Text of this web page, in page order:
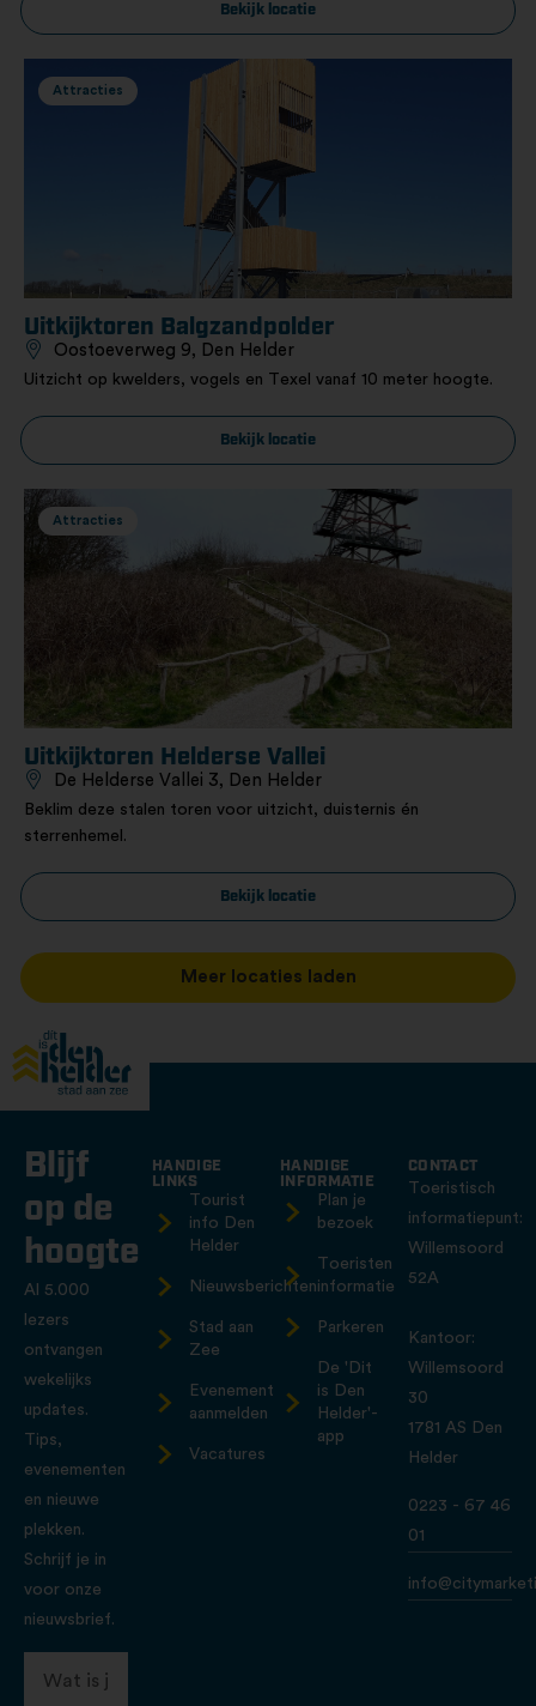
Bekijk locatie
Attracties
Uitkijktoren Balgzandpolder
Oostoeverweg 9, Den Helder
Uitzicht op kwelders, vogels en Texel vanaf 10 meter hoogte.
Bekijk locatie
Attracties
Uitkijktoren Helderse Vallei
De Helderse Vallei 3, Den Helder
Beklim deze stalen toren voor uitzicht, duisternis én
sterrenhemel.
Bekijk locatie
Meer locaties laden
Blijf
op de
hoogte
Al 5.000
lezers
ontvangen
wekelijks
updates.
Tips,
evenementen
en nieuwe
plekken.
Schrijf je in
voor onze
nieuwsbrief.
HANDIGE
LINKS
Tourist
info Den
Helder
Nieuwsberichten
Stad aan
Zee
Evenement
aanmelden
Vacatures
HANDIGE
INFORMATIE
Plan je
bezoek
Toeristen
informatie
Parkeren
De 'Dit
is Den
Helder'-
app
CONTACT
Toeristisch
informatiepunt:
Willemsoord
52A
Kantoor:
Willemsoord
30
1781 AS Den
Helder
0223 - 67 46
01